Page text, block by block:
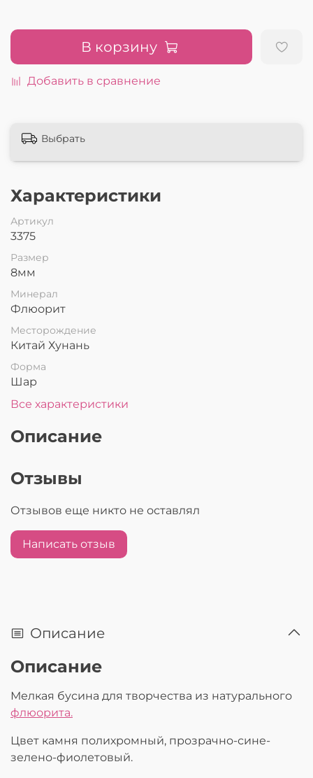
В корзину
Добавить в сравнение
Выбрать
Характеристики
Артикул
3375
Размер
8мм
Минерал
Флюорит
Месторождение
Китай Хунань
Форма
Шар
Все характеристики
Описание
Отзывы
Отзывов еще никто не оставлял
Написать отзыв
Описание
Описание
Мелкая бусина для творчества из натурального
флюорита.
Цвет камня полихромный, прозрачно-сине-
зелено-фиолетовый.